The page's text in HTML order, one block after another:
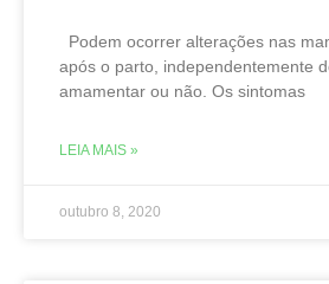
Podem ocorrer alterações nas
após o parto, independentemente
amamentar ou não. Os sintomas
LEIA MAIS »
outubro 8, 2020